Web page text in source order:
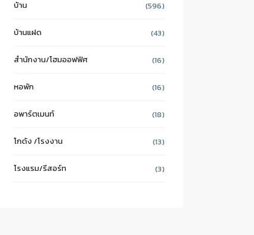
บ้าน (596)
บ้านแฝด (43)
สำนักงาน/โฮมออฟฟิศ (16)
หอพัก (16)
อพาร์ตเมนท์ (18)
โกดัง /โรงงาน (13)
โรงแรม/รีสอร์ท (3)